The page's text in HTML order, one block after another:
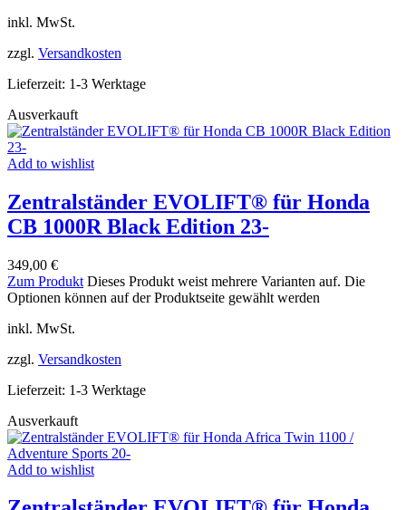
inkl. MwSt.
zzgl. Versandkosten
Lieferzeit: 1-3 Werktage
Ausverkauft
Add to wishlist
Zentralständer EVOLIFT® für Honda
CB 1000R Black Edition 23-
349,00 €
Zum Produkt Dieses Produkt weist mehrere Varianten auf. Die
Optionen können auf der Produktseite gewählt werden
inkl. MwSt.
zzgl. Versandkosten
Lieferzeit: 1-3 Werktage
Ausverkauft
Add to wishlist